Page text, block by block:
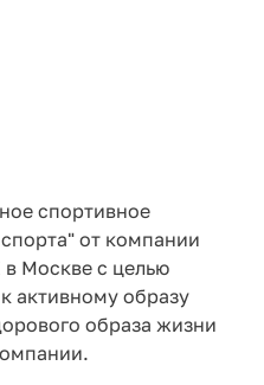
спортивное
от компании
Москве с целью
активному образу
образа жизни